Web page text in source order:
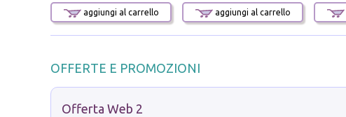
aggiungi al carrello aggiungi al carrello
OFFERTE E PROMOZIONI
Offerta Web 2